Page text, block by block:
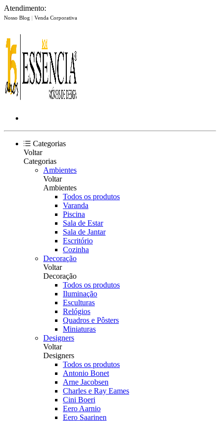
Atendimento:
Nosso Blog | Venda Corporativa
Categorias
Voltar
Categorias
Ambientes
Voltar
Ambientes
Todos os produtos
Varanda
Piscina
Sala de Estar
Sala de Jantar
Escritório
Cozinha
Decoração
Voltar
Decoração
Todos os produtos
Iluminação
Esculturas
Relógios
Quadros e Pôsters
Miniaturas
Designers
Voltar
Designers
Todos os produtos
Antonio Bonet
Arne Jacobsen
Charles e Ray Eames
Cini Boeri
Eero Aarnio
Eero Saarinen